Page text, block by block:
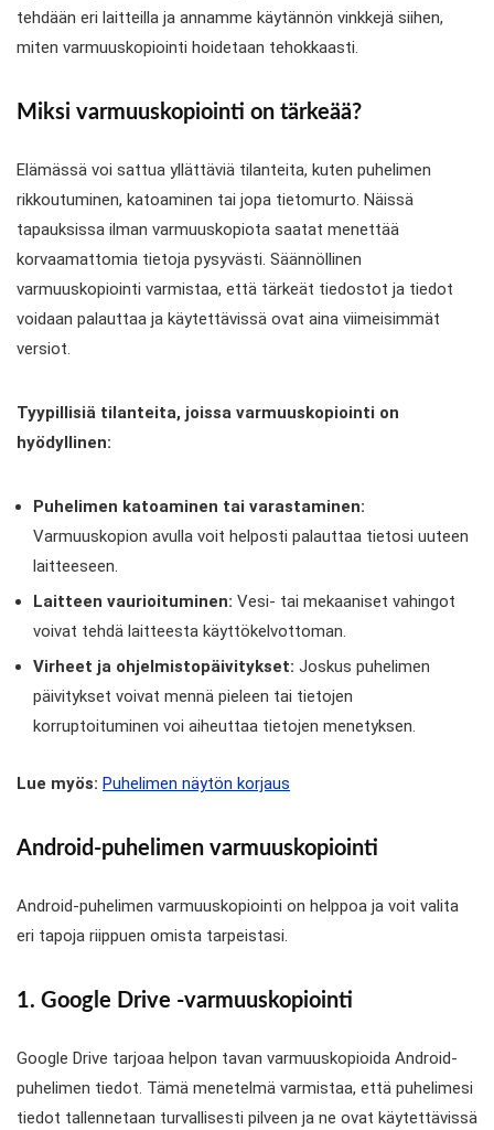
tehdään eri laitteilla ja annamme käytännön vinkkejä siihen,
miten varmuuskopiointi hoidetaan tehokkaasti.
Miksi varmuuskopiointi on tärkeää?
Elämässä voi sattua yllättäviä tilanteita, kuten puhelimen
rikkoutuminen, katoaminen tai jopa tietomurto. Näissä
tapauksissa ilman varmuuskopiota saatat menettää
korvaamattomia tietoja pysyvästi. Säännöllinen
varmuuskopiointi varmistaa, että tärkeät tiedostot ja tiedot
voidaan palauttaa ja käytettävissä ovat aina viimeisimmät
versiot.
Tyypillisiä tilanteita, joissa varmuuskopiointi on
hyödyllinen:
Puhelimen katoaminen tai varastaminen:
Varmuuskopion avulla voit helposti palauttaa tietosi uuteen
laitteeseen.
Laitteen vaurioituminen: Vesi- tai mekaaniset vahingot
voivat tehdä laitteesta käyttökelvottoman.
Virheet ja ohjelmistopäivitykset: Joskus puhelimen
päivitykset voivat mennä pieleen tai tietojen
korruptoituminen voi aiheuttaa tietojen menetyksen.
Lue myös: Puhelimen näytön korjaus
Android-puhelimen varmuuskopiointi
Android-puhelimen varmuuskopiointi on helppoa ja voit valita
eri tapoja riippuen omista tarpeistasi.
1. Google Drive -varmuuskopiointi
Google Drive tarjoaa helpon tavan varmuuskopioida Android-
puhelimen tiedot. Tämä menetelmä varmistaa, että puhelimesi
tiedot tallennetaan turvallisesti pilveen ja ne ovat käytettävissä